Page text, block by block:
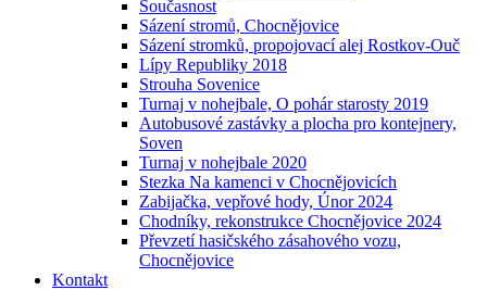
Současnost
Sázení stromů, Chocnějovice
Sázení stromků, propojovací alej Rostkov-Ouč
Lípy Republiky 2018
Strouha Sovenice
Turnaj v nohejbale, O pohár starosty 2019
Autobusové zastávky a plocha pro kontejnery,
Soven
Turnaj v nohejbale 2020
Stezka Na kamenci v Chocnějovicích
Zabijačka, vepřové hody, Únor 2024
Chodníky, rekonstrukce Chocnějovice 2024
Převzetí hasičského zásahového vozu,
Chocnějovice
Kontakt